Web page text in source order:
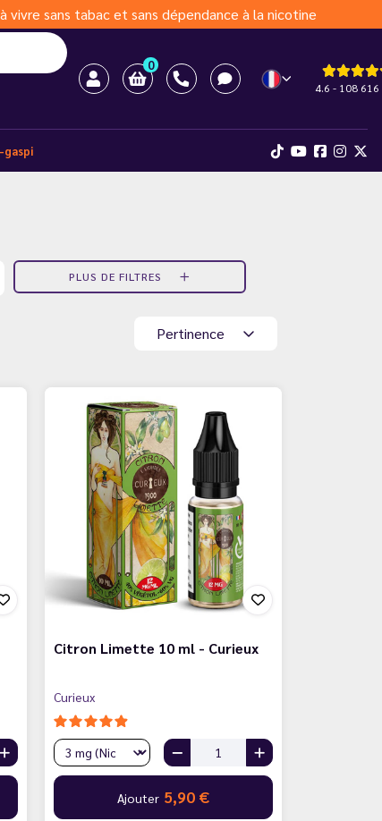
sans tabac et sans dépendance à la nicotine
0
4.6 - 108 616
PLUS DE FILTRES
Pertinence
Citron Limette 10 ml - Curieux
Curieux
Ajouter 5,90 €